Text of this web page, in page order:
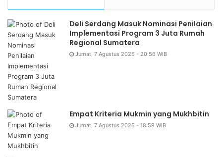
Deli Serdang Masuk Nominasi Penilaian
Implementasi Program 3 Juta Rumah
Regional Sumatera
Jumat, 7 Agustus 2026 - 20:56 WIB
Empat Kriteria Mukmin yang Mukhbitin
Jumat, 7 Agustus 2026 - 18:59 WIB